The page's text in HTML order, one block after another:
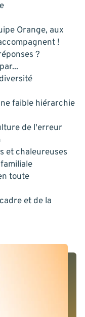
Orange, aux
!
?
faible hiérarchie
de l'erreur
et chaleureuses
toute
et de la